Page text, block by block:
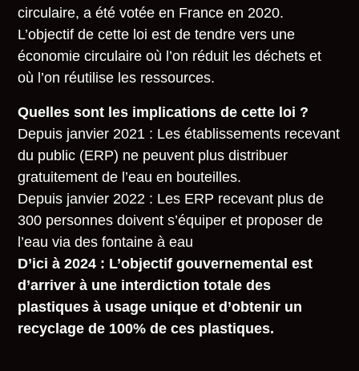
circulaire, a été votée en France en 2020.
L’objectif de cette loi est de tendre vers une
économie circulaire où l’on réduit les déchets et
où l’on réutilise les ressources.
Quelles sont les implications de cette loi ?
Depuis janvier 2021 : Les établissements recevant
du public (ERP) ne peuvent plus distribuer
gratuitement de l’eau en bouteilles.
Depuis janvier 2022 : Les ERP recevant plus de
300 personnes doivent s’équiper et proposer de
l’eau via des fontaine à eau
D’ici à 2024 : L’objectif gouvernemental est
d’arriver à une interdiction totale des
plastiques à usage unique et d’obtenir un
recyclage de 100% de ces plastiques.